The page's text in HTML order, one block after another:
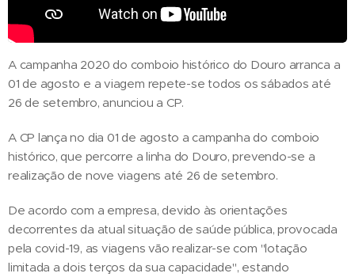
A campanha 2020 do comboio histórico do Douro arranca a
01 de agosto e a viagem repete-se todos os sábados até
26 de setembro, anunciou a CP.
A CP lança no dia 01 de agosto a campanha do comboio
histórico, que percorre a linha do Douro, prevendo-se a
realização de nove viagens até 26 de setembro.
De acordo com a empresa, devido às orientações
decorrentes da atual situação de saúde pública, provocada
pela covid-19, as viagens vão realizar-se com "lotação
limitada a dois terços da sua capacidade", estando